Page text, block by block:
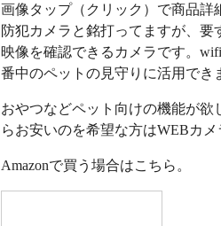
画像タップ（クリック）で商品詳
防犯カメラと銘打ってますが、
映像を確認できるカメラです。
番中のペットの見守りに活用でき
おやつなどペット向けの機能が欲
らお安いのを希望な方はWEBカメ
Amazonで買う場合はこちら。